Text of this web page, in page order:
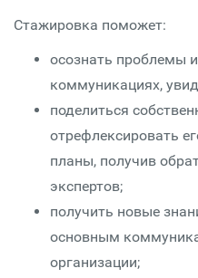
Стажировка поможет:
осознать проблемы
коммуникациях,
поделиться
отрефлексировать
планы, получив
экспертов;
получить новые
основным
организации;